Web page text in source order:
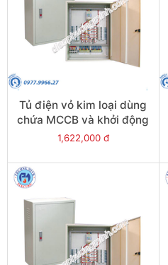
Tủ điện vỏ kim loại dùng
chứa MCCB và khởi động
từ - Model CKE7
1,622,000 đ